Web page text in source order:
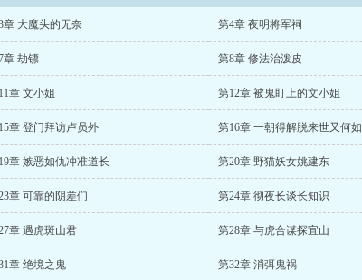
章 大魔头的无奈 第4章 夜明将军祠
章 劫镖 第8章 修法治泼皮
章 文小姐 第12章 被鬼盯上的文小姐
章 登门拜访卢员外 第16章 一朝得解脱来世又何如
章 嫉恶如仇冲准道长 第20章 野猫妖女姚建东
章 可靠的阴差们 第24章 彻夜长谈长知识
章 遇虎斑山君 第28章 与虎合谋探宜山
章 绝境之鬼 第32章 消弭鬼祸